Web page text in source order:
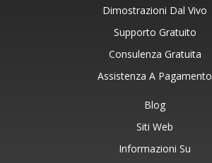
Dimostrazioni Dal Vivo
Supporto Gratuito
Consulenza Gratuita
Assistenza A Pagamento
Blog
Siti Web
Informazioni Su